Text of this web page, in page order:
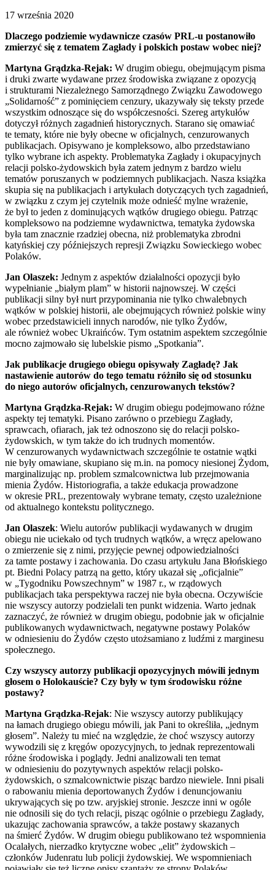
17 września 2020
Dlaczego podziemie wydawnicze czasów PRL-u postanowiło
zmierzyć się z tematem Zagłady i polskich postaw wobec niej?
Martyna Grądzka-Rejak: W drugim obiegu, obejmującym pisma
i druki zwarte wydawane przez środowiska związane z opozycją
i strukturami Niezależnego Samorządnego Związku Zawodowego
„Solidarność” z pominięciem cenzury, ukazywały się teksty przede
wszystkim odnoszące się do współczesności. Szereg artykułów
dotyczył różnych zagadnień historycznych. Starano się omawiać
te tematy, które nie były obecne w oficjalnych, cenzurowanych
publikacjach. Opisywano je kompleksowo, albo przedstawiano
tylko wybrane ich aspekty. Problematyka Zagłady i okupacyjnych
relacji polsko-żydowskich była zatem jednym z bardzo wielu
tematów poruszanych w podziemnych publikacjach. Nasza książka
skupia się na publikacjach i artykułach dotyczących tych zagadnień,
w związku z czym jej czytelnik może odnieść mylne wrażenie,
że był to jeden z dominujących wątków drugiego obiegu. Patrząc
kompleksowo na podziemne wydawnictwa, tematyka żydowska
była tam znacznie rzadziej obecna, niż problematyka zbrodni
katyńskiej czy późniejszych represji Związku Sowieckiego wobec
Polaków.
Jan Olaszek: Jednym z aspektów działalności opozycji było
wypełnianie „białym plam” w historii najnowszej. W części
publikacji silny był nurt przypominania nie tylko chwalebnych
wątków w polskiej historii, ale obejmujących również polskie winy
wobec przedstawicieli innych narodów, nie tylko Żydów,
ale również wobec Ukraińców. Tym ostatnim aspektem szczególnie
mocno zajmowało się lubelskie pismo „Spotkania”.
Jak publikacje drugiego obiegu opisywały Zagładę? Jak
nastawienie autorów do tego tematu różniło się od stosunku
do niego autorów oficjalnych, cenzurowanych tekstów?
Martyna Grądzka-Rejak: W drugim obiegu podejmowano różne
aspekty tej tematyki. Pisano zarówno o przebiegu Zagłady,
sprawcach, ofiarach, jak też odnoszono się do relacji polsko-
żydowskich, w tym także do ich trudnych momentów.
W cenzurowanych wydawnictwach szczególnie te ostatnie wątki
nie były omawiane, skupiano się m.in. na pomocy niesionej Żydom,
marginalizując np. problem szmalcownictwa lub przejmowania
mienia Żydów. Historiografia, a także edukacja prowadzone
w okresie PRL, prezentowały wybrane tematy, często uzależnione
od aktualnego kontekstu politycznego.
Jan Olaszek: Wielu autorów publikacji wydawanych w drugim
obiegu nie uciekało od tych trudnych wątków, a wręcz apelowano
o zmierzenie się z nimi, przyjęcie pewnej odpowiedzialności
za tamte postawy i zachowania. Do czasu artykułu Jana Błońskiego
pt. Biedni Polacy patrzą na getto, który ukazał się „oficjalnie”
w „Tygodniku Powszechnym” w 1987 r., w rządowych
publikacjach taka perspektywa raczej nie była obecna. Oczywiście
nie wszyscy autorzy podzielali ten punkt widzenia. Warto jednak
zaznaczyć, że również w drugim obiegu, podobnie jak w oficjalnie
publikowanych wydawnictwach, negatywne postawy Polaków
w odniesieniu do Żydów często utożsamiano z ludźmi z marginesu
społecznego.
Czy wszyscy autorzy publikacji opozycyjnych mówili jednym
głosem o Holokauście? Czy były w tym środowisku różne
postawy?
Martyna Grądzka-Rejak: Nie wszyscy autorzy publikujący
na łamach drugiego obiegu mówili, jak Pani to określiła, „jednym
głosem”. Należy tu mieć na względzie, że choć wszyscy autorzy
wywodzili się z kręgów opozycyjnych, to jednak reprezentowali
różne środowiska i poglądy. Jedni analizowali ten temat
w odniesieniu do pozytywnych aspektów relacji polsko-
żydowskich, o szmalcownictwie pisząc bardzo niewiele. Inni pisali
o rabowaniu mienia deportowanych Żydów i denuncjowaniu
ukrywających się po tzw. aryjskiej stronie. Jeszcze inni w ogóle
nie odnosili się do tych relacji, pisząc ogólnie o przebiegu Zagłady,
ukazując zachowania sprawców, a także postawy skazanych
na śmierć Żydów. W drugim obiegu publikowano też wspomnienia
Ocalałych, nierzadko krytyczne wobec „elit” żydowskich –
członków Judenratu lub policji żydowskiej. We wspomnieniach